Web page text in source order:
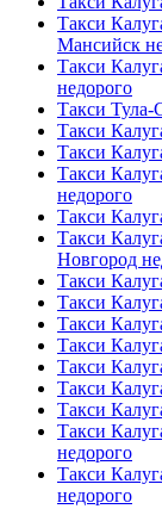
Такси
Мансийск
Такси
недорого
Такси Тула-
Такси
Такси
Такси
недорого
Такси
Такси
Новгород
Такси
Такси
Такси
Такси
Такси
Такси
Такси
Такси
недорого
Такси
недорого